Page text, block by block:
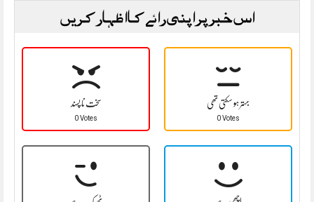
اس خبر پر اپنی رائے کا اظہار کریں
سخت نا پسند
0 Votes
بہتر ہو سکتی تھی
0 Votes